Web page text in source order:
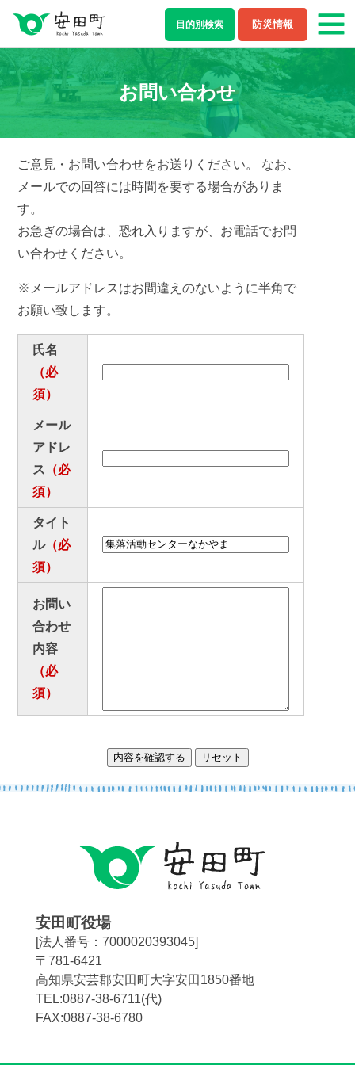
防災情報
目的別検索
もしもの場合
防災・救急情報 夜間・休日診療案内
ライフステージ
結婚・離婚 妊娠・出産
子育て 学校教育
就職・退職 健康・福祉
分類で探す 組織で探す
カレンダーで探す
コンテンツ
ふるさと納税
お問い合わせ
ご意見・お問い合わせをお送りください。 なお、
メールでの回答には時間を要する場合がありま
す。
お急ぎの場合は、恐れ入りますが、お電話でお問
い合わせください。
※メールアドレスはお間違えのないように半角で
お願い致します。
氏名
（必
須）
メール
アドレ
ス （必
須）
タイト
ル（必
須）
お問い
合わせ
内容
（必
須）
安田町役場
[法人番号：7000020393045]
〒781-6421
高知県安芸郡安田町大字安田1850番地
TEL:0887-38-6711(代)
FAX:0887-38-6780